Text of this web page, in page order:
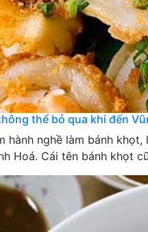
thể bỏ qua khi đến
hành nghề làm bánh
Hoá. Cái tên bánh khọt